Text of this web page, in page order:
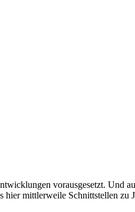
vorausgesetzt.
hier mittlerweile Schnittstellen